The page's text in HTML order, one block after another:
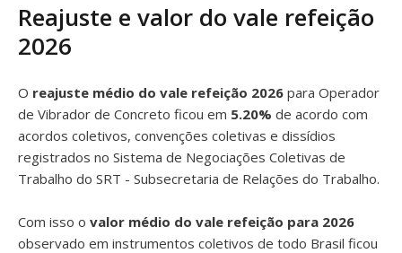
Reajuste e valor do vale refeição
2026
O reajuste médio do vale refeição 2026 para Operador
de Vibrador de Concreto ficou em 5.20% de acordo com
acordos coletivos, convenções coletivas e dissídios
registrados no Sistema de Negociações Coletivas de
Trabalho do SRT - Subsecretaria de Relações do Trabalho.
Com isso o valor médio do vale refeição para 2026
observado em instrumentos coletivos de todo Brasil ficou